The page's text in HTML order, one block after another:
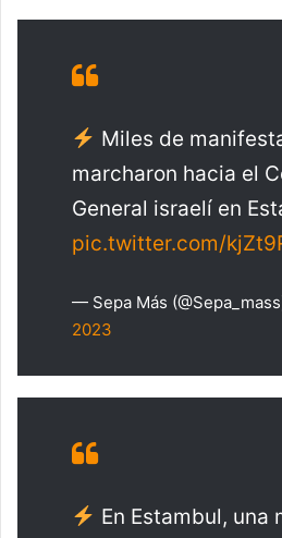
Miles de
marcharon hacia el
General israelí en
pic.twitter.com/
— Sepa Más
2023
En Estambul, una